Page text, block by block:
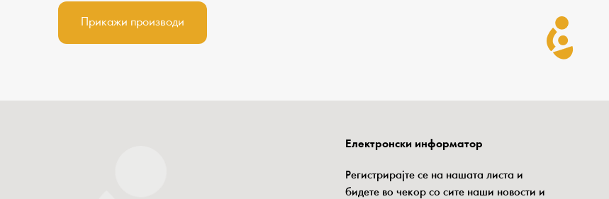
Прикажи производи
Електронски информатор
Регистрирајте се на нашата листа и
бидете во чекор со сите наши новости и